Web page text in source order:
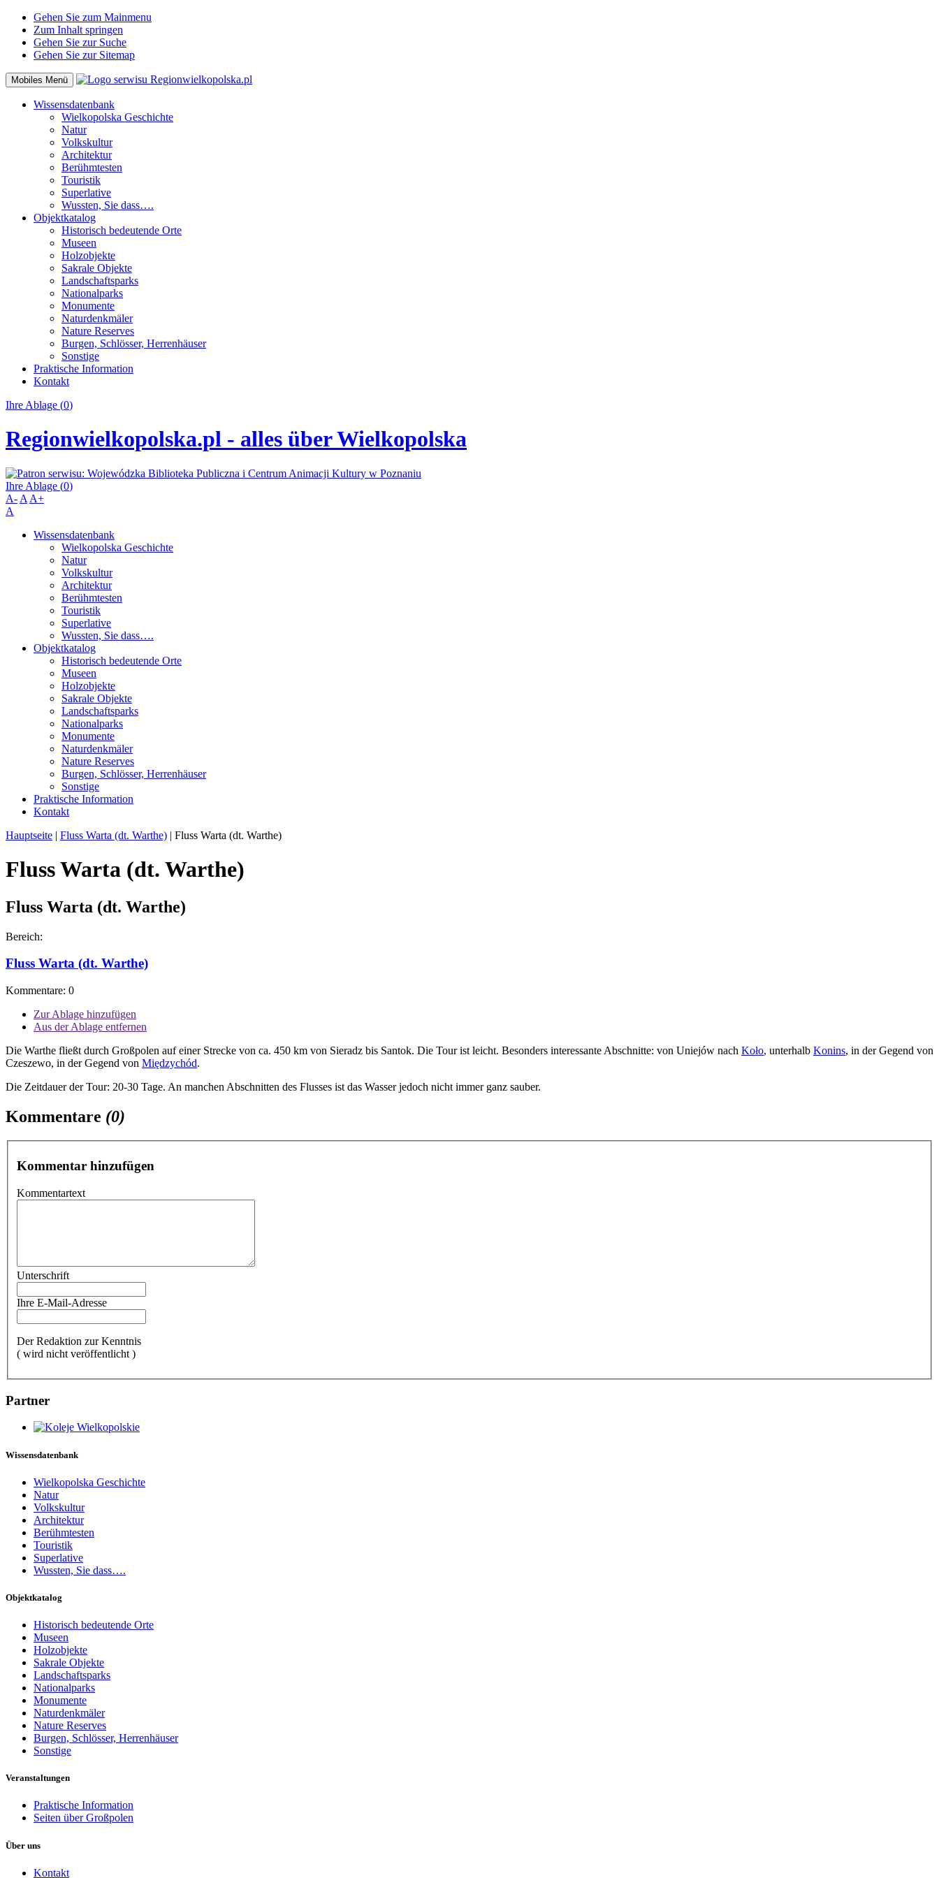
Gehen Sie zum Mainmenu
Zum Inhalt springen
Gehen Sie zur Suche
Gehen Sie zur Sitemap
Mobiles Menü
Wissensdatenbank
Wielkopolska Geschichte
Natur
Volkskultur
Architektur
Berühmtesten
Touristik
Superlative
Wussten, Sie dass….
Objektkatalog
Historisch bedeutende Orte
Museen
Holzobjekte
Sakrale Objekte
Landschaftsparks
Nationalparks
Monumente
Naturdenkmäler
Nature Reserves
Burgen, Schlösser, Herrenhäuser
Sonstige
Praktische Information
Kontakt
Ihre Ablage (0)
Regionwielkopolska.pl - alles über Wielkopolska
Ihre Ablage (0)
A- A A+
A
Wissensdatenbank
Wielkopolska Geschichte
Natur
Volkskultur
Architektur
Berühmtesten
Touristik
Superlative
Wussten, Sie dass….
Objektkatalog
Historisch bedeutende Orte
Museen
Holzobjekte
Sakrale Objekte
Landschaftsparks
Nationalparks
Monumente
Naturdenkmäler
Nature Reserves
Burgen, Schlösser, Herrenhäuser
Sonstige
Praktische Information
Kontakt
Hauptseite | Fluss Warta (dt. Warthe) | Fluss Warta (dt. Warthe)
Fluss Warta (dt. Warthe)
Fluss Warta (dt. Warthe)
Bereich:
Fluss Warta (dt. Warthe)
Kommentare: 0
Zur Ablage hinzufügen
Aus der Ablage entfernen
Die Warthe fließt durch Großpolen auf einer Strecke von ca. 450 km von Sieradz bis Santok. Die Tour ist leicht. Besonders interessante Abschnitte: von Uniejów nach Koło, unterhalb Konins, in der Gegend von
Czeszewo, in der Gegend von Międzychód.
Die Zeitdauer der Tour: 20-30 Tage. An manchen Abschnitten des Flusses ist das Wasser jedoch nicht immer ganz sauber.
Kommentare (0)
Kommentar hinzufügen
Kommentartext
Unterschrift
Ihre E-Mail-Adresse
Der Redaktion zur Kenntnis
( wird nicht veröffentlicht )
Partner
Wissensdatenbank
Wielkopolska Geschichte
Natur
Volkskultur
Architektur
Berühmtesten
Touristik
Superlative
Wussten, Sie dass….
Objektkatalog
Historisch bedeutende Orte
Museen
Holzobjekte
Sakrale Objekte
Landschaftsparks
Nationalparks
Monumente
Naturdenkmäler
Nature Reserves
Burgen, Schlösser, Herrenhäuser
Sonstige
Veranstaltungen
Praktische Information
Seiten über Großpolen
Über uns
Kontakt